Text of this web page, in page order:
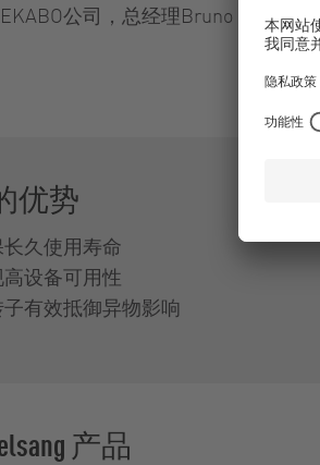
公司，总经理Bruno Leenen
优势
久使用寿命
设备可用性
有效抵御异物影响
产品